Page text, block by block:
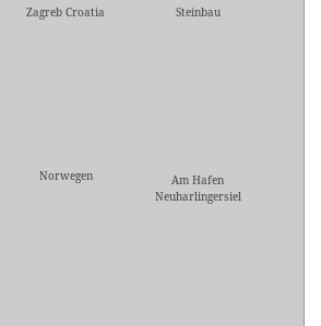
Zagreb Croatia Steinbau
Norwegen
Am Hafen
Neuharlingersiel